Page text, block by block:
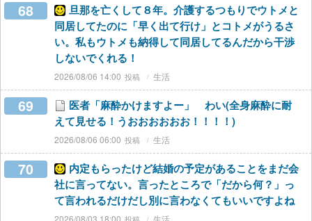
68
旦那を亡くして８年。介護するつもりでウトメと
同居してたのに「早く出て行け」とコトメがうるさ
い。私もウトメも納得して同居してるんだから干渉
しないでくれる！
2026/08/06 14:00 生活
69
医者「麻酔かけますよー」 わい(全身麻酔に耐
えて見せる！うおおおおおお！！！！)
2026/08/06 06:00 生活
70
内定もらったけど結婚の予定があることをまだ会
社に言ってない。言ったところで「だから何？」っ
て言われるだけだし別に言わなくてもいいですよね
2026/08/03 18:00 生活